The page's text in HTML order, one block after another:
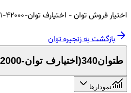
اختیارفروشتوان- اختیارف توان-42000-14050331
بازگشت به زنجیرهتوان
طتوان340 ( اختیارف توان-42000-14050331
نمودارها